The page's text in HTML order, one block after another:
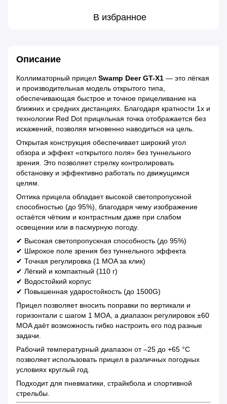
В избранное
Описание
Коллиматорный прицел Swamp Deer GT-X1 — это лёгкая
и производительная модель открытого типа,
обеспечивающая быстрое и точное прицеливание на
ближних и средних дистанциях. Благодаря кратности 1x и
технологии Red Dot прицельная точка отображается без
искажений, позволяя мгновенно наводиться на цель.
Открытая конструкция обеспечивает широкий угол
обзора и эффект «открытого поля» без туннельного
зрения. Это позволяет стрелку контролировать
обстановку и эффективно работать по движущимся
целям.
Оптика прицела обладает высокой светопропускной
способностью (до 95%), благодаря чему изображение
остаётся чётким и контрастным даже при слабом
освещении или в пасмурную погоду.
✔ Высокая светопропускная способность (до 95%)
✔ Широкое поле зрения без туннельного эффекта
✔ Точная регулировка (1 MOA за клик)
✔ Лёгкий и компактный (110 г)
✔ Водостойкий корпус
✔ Повышенная ударостойкость (до 1500G)
Прицел позволяет вносить поправки по вертикали и
горизонтали с шагом 1 MOA, а диапазон регулировок ±60
MOA даёт возможность гибко настроить его под разные
задачи.
Рабочий температурный диапазон от –25 до +65 °C
позволяет использовать прицел в различных погодных
условиях круглый год.
Подходит для пневматики, страйкбола и спортивной
стрельбы.